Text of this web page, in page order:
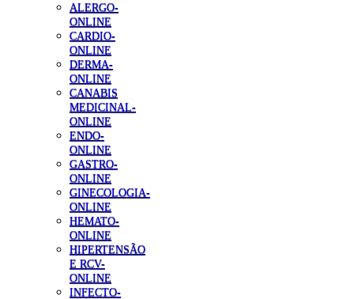
ALERGO-
ONLINE
CARDIO-
ONLINE
DERMA-
ONLINE
CANABIS
MEDICINAL-
ONLINE
ENDO-
ONLINE
GASTRO-
ONLINE
GINECOLOGIA-
ONLINE
HEMATO-
ONLINE
HIPERTENSÃO
E RCV-
ONLINE
INFECTO-